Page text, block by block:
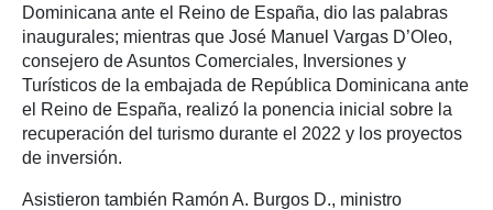
Dominicana ante el Reino de España, dio las palabras
inaugurales; mientras que José Manuel Vargas D’Oleo,
consejero de Asuntos Comerciales, Inversiones y
Turísticos de la embajada de República Dominicana ante
el Reino de España, realizó la ponencia inicial sobre la
recuperación del turismo durante el 2022 y los proyectos
de inversión.
Asistieron también Ramón A. Burgos D., ministro